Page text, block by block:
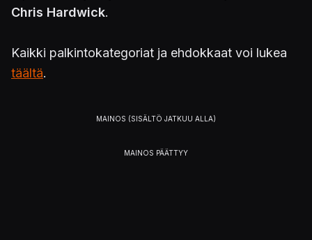
Chris Hardwick.
Kaikki palkintokategoriat ja ehdokkaat voi lukea
täältä.